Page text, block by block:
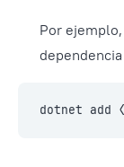
Por
dotnet add